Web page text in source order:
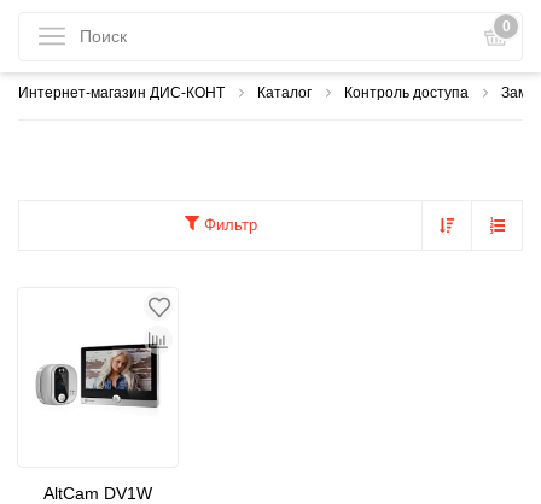
0
Интернет-магазин ДИС-КОНТ Каталог Контроль доступа
Фильтр
AltCam DV1W